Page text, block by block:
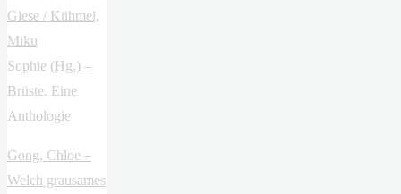
Giese / Kühmel,
Miku
Sophie (Hg.) –
Brüste. Eine
Anthologie
Gong, Chloe –
Welch grausames